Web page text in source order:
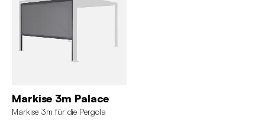
Markise 3m Palace
Markise 3m für die Pergola